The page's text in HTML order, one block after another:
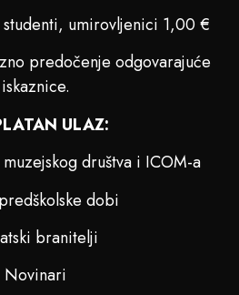
umirovljenici 1,00 €
predočenje odgovarajuće
iskaznice.
ULAZ:
društva i ICOM-a
dobi
branitelji
Novinari